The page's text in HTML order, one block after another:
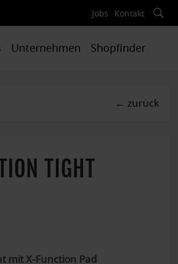
Jobs Kontakt
Unternehmen Shopfinder
← zurück
TIGHT
mit X-Function Pad